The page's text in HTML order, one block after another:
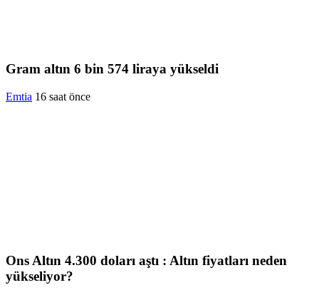
Gram altın 6 bin 574 liraya yükseldi
Emtia 16 saat önce
Ons Altın 4.300 doları aştı : Altın fiyatları neden
yükseliyor?